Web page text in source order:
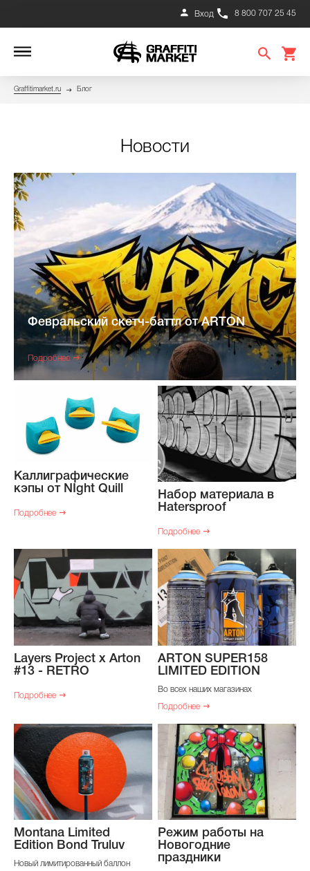
8 800 707 25 45
Вход
Graffitimarket.ru Блог
Новости
Февральский скетч-баттл от ARTON
Подробнее
Каллиграфические
кэпы от NIght Quill
Подробнее
Набор материала в
Hatersproof
Подробнее
Layers Project x Arton
#13 - RETRO
Подробнее
ARTON SUPER158
LIMITED EDITION
Во всех наших магазинах
Подробнее
Montana Limited
Edition Bond Truluv
Новый лимитированный баллон
Режим работы на
Новогодние
праздники